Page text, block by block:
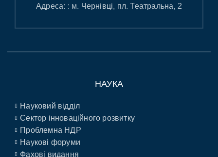
Адреса: : м. Чернівці, пл. Театральна, 2
НАУКА
Науковий відділ
Сектор інноваційного розвитку
Проблемна НДР
Наукові форуми
Фахові видання